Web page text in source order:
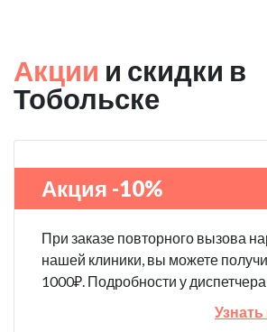
Акции и скидки в
Тобольске
Акция -10%
При заказе повторного вызова
нашей клиники, вы можете
1000₽. Подробности у диспетчера